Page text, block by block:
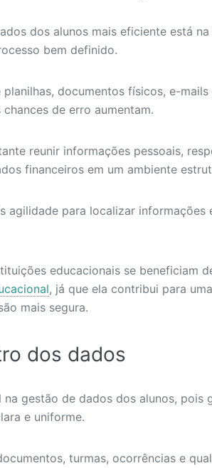
dos alunos mais eficiente está
bem definido.
documentos físicos, e-
de erro aumentam.
reunir informações pessoais,
financeiros em um ambiente
agilidade para localizar informações
educacionais se beneficiam
, já que ela contribui para
mais segura.
dos dados
gestão de dados dos alunos, pois
e uniforme.
turmas, ocorrências e